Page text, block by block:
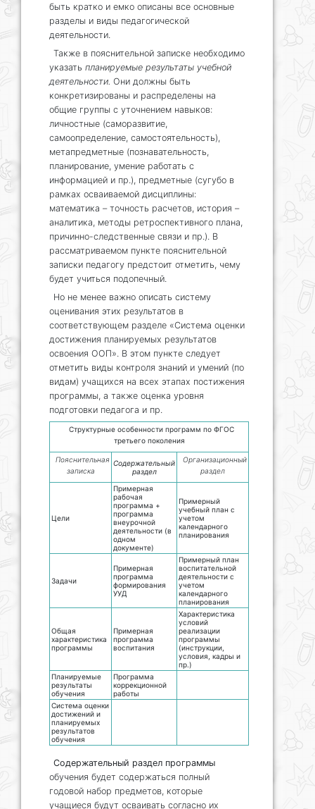
быть кратко и емко описаны все основные
разделы и виды педагогической
деятельности.
Также в пояснительной записке необходимо
указать планируемые результаты учебной
деятельности. Они должны быть
конкретизированы и распределены на
общие группы с уточнением навыков:
личностные (саморазвитие,
самоопределение, самостоятельность),
метапредметные (познавательность,
планирование, умение работать с
информацией и пр.), предметные (сугубо в
рамках осваиваемой дисциплины:
математика – точность расчетов, история –
аналитика, методы ретроспективного плана,
причинно-следственные связи и пр.). В
рассматриваемом пункте пояснительной
записки педагогу предстоит отметить, чему
будет учиться подопечный.
Но не менее важно описать систему
оценивания этих результатов в
соответствующем разделе «Система оценки
достижения планируемых результатов
освоения ООП». В этом пункте следует
отметить виды контроля знаний и умений (по
видам) учащихся на всех этапах постижения
программы, а также оценка уровня
подготовки педагога и пр.
Структурные особенности программ по ФГОС
третьего поколения
Пояснительная
записка
Содержательный
раздел
Организационный
раздел
Цели
Примерная
рабочая
программа +
программа
внеурочной
деятельности (в
одном
документе)
Примерный
учебный план с
учетом
календарного
планирования
Задачи
Примерная
программа
формирования
УУД
Примерный план
воспитательной
деятельности с
учетом
календарного
планирования
Общая
характеристика
программы
Примерная
программа
воспитания
Характеристика
условий
реализации
программы
(инструкции,
условия, кадры и
пр.)
Планируемые
результаты
обучения
Программа
коррекционной
работы
Система оценки
достижений и
планируемых
результатов
обучения
Содержательный раздел программы
обучения будет содержаться полный
годовой набор предметов, которые
учащиеся будут осваивать согласно их